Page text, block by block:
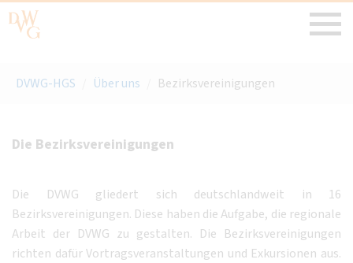
DVWG-HGS Über uns Bezirksvereinigungen
Die Bezirksvereinigungen
Die DVWG gliedert sich deutschlandweit in 16
Bezirksvereinigungen. Diese haben die Aufgabe, die regionale
Arbeit der DVWG zu gestalten. Die Bezirksvereinigungen
richten dafür Vortragsveranstaltungen und Exkursionen aus.